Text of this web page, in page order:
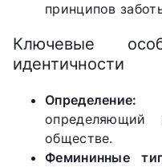
принципов
Ключевые
идентичности
Определение:
обществе.
Фемининные